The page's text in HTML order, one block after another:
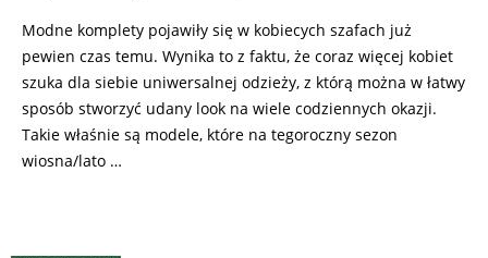
Modne komplety pojawiły się w kobiecych szafach już
pewien czas temu. Wynika to z faktu, że coraz więcej kobiet
szuka dla siebie uniwersalnej odzieży, z którą można w łatwy
sposób stworzyć udany look na wiele codziennych okazji.
Takie właśnie są modele, które na tegoroczny sezon
wiosna/lato …